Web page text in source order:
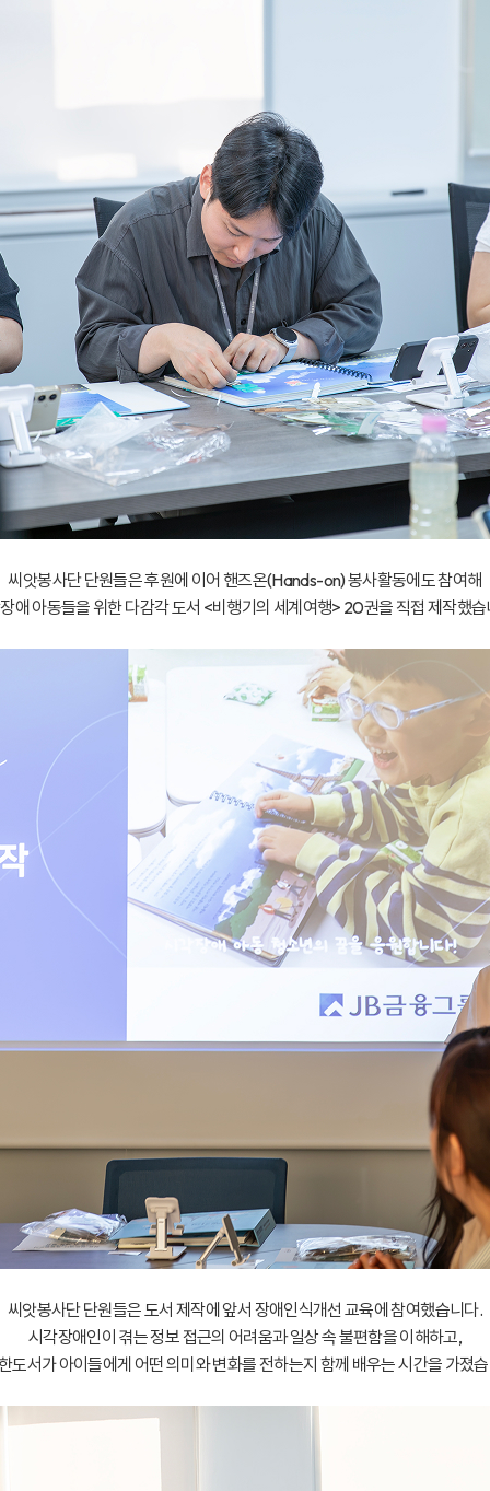
씨앗봉사단 단원들은 후원에 이어 핸즈온(Hands-on) 봉사활동에도 참여해
애 아동들을 위한 다감각 도서 <비행기의 세계여행> 20권을 직접 제작했
씨앗봉사단 단원들은 도서 제작에 앞서 장애인식개선 교육에 참여했습니다.
시각장애인이 겪는 정보 접근의 어려움과 일상 속 불편함을 이해하고,
도서가 아이들에게 어떤 의미와 변화를 전하는지 함께 배우는 시간을 가졌